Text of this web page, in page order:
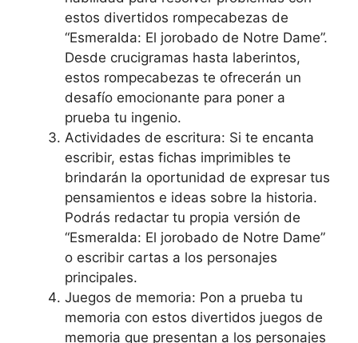
estos divertidos rompecabezas de
“Esmeralda: El jorobado de Notre Dame”.
Desde crucigramas hasta laberintos,
estos rompecabezas te ofrecerán un
desafío emocionante para poner a
prueba tu ingenio.
Actividades de escritura: Si te encanta
escribir, estas fichas imprimibles te
brindarán la oportunidad de expresar tus
pensamientos e ideas sobre la historia.
Podrás redactar tu propia versión de
“Esmeralda: El jorobado de Notre Dame”
o escribir cartas a los personajes
principales.
Juegos de memoria: Pon a prueba tu
memoria con estos divertidos juegos de
memoria que presentan a los personajes